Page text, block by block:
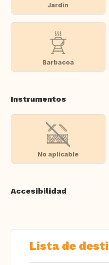
Jardín
Barbacoa
Instrumentos
No aplicable
Accesibilidad
Lista de